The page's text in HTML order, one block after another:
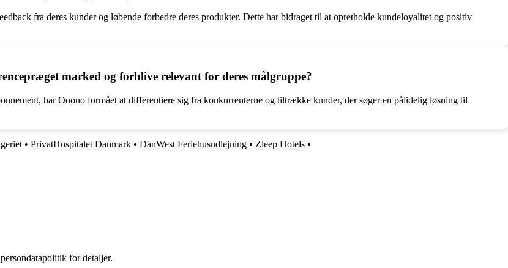
fra deres kunder og løbende forbedre deres produkter. Dette har bidraget til at opretholde kundeloyalitet og positiv
marked og forblive relevant for deres målgruppe?
har Ooono formået at differentiere sig fra konkurrenterne og tiltrække kunder, der søger en pålidelig løsning til
• PrivatHospitalet Danmark • DanWest Feriehusudlejning • Zleep Hotels •
for detaljer.